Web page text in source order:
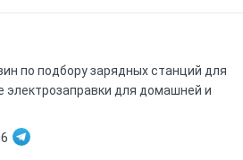
по подбору зарядных станций для
электрозаправки для домашней и